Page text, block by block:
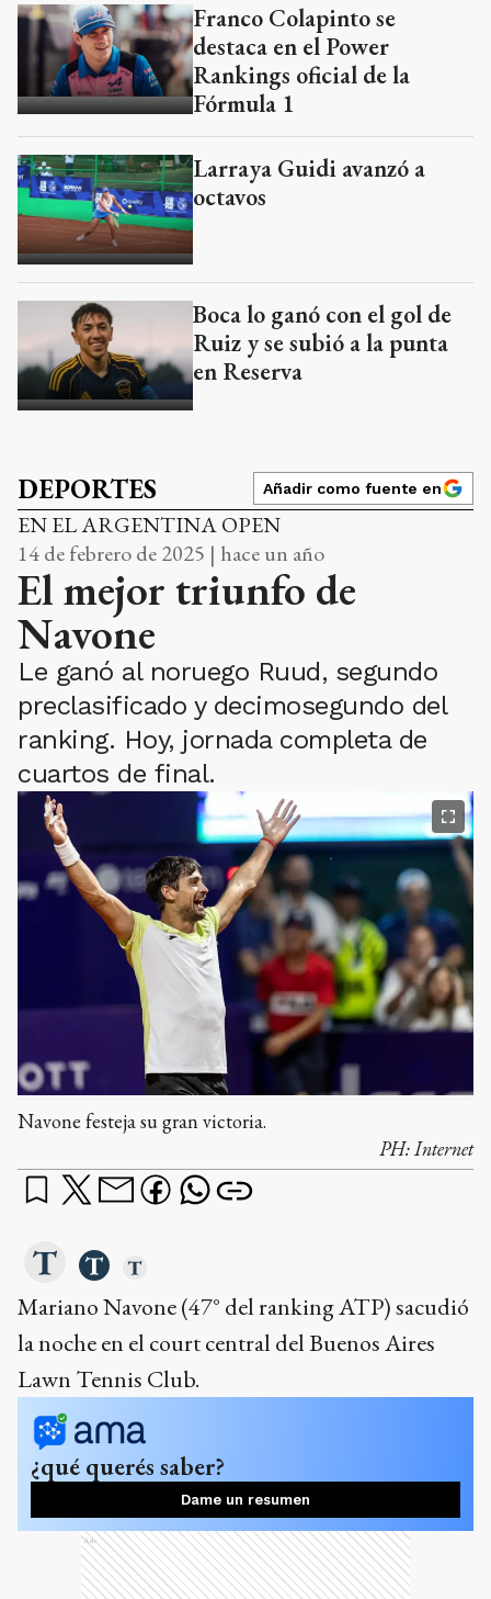
Franco Colapinto se
destaca en el Power
Rankings oficial de la
Fórmula 1
Larraya Guidi avanzó a
octavos
Boca lo ganó con el gol de
Ruiz y se subió a la punta
en Reserva
DEPORTES Añadir como fuente en
EN EL ARGENTINA OPEN
14 de febrero de 2025 | hace un año
El mejor triunfo de
Navone
Le ganó al noruego Ruud, segundo
preclasificado y decimosegundo del
ranking. Hoy, jornada completa de
cuartos de final.
Navone festeja su gran victoria.
PH:Internet
Mariano Navone (47° del ranking ATP) sacudió
la noche en el court central del Buenos Aires
Lawn Tennis Club.
¿qué querés saber?
Dame un resumen
Ads